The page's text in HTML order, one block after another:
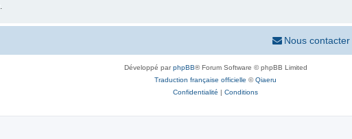
Nous contacter
Développé parphpBB® Forum Software © phpBB Limited
Traduction française officielle ©Qiaeru
Confidentialité | Conditions